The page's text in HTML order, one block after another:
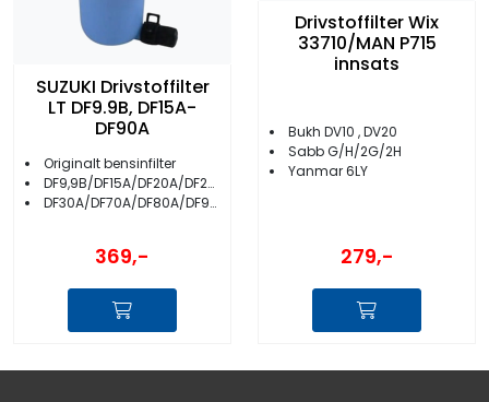
SUZUKI Drivstoffilter
LT DF9.9B, DF15A-
DF90A
Originalt bensinfilter
DF9,9B/DF15A/DF20A/DF25A
DF30A/DF70A/DF80A/DF90A
369,-
Drivstoffilter Wix
33710/MAN P715
innsats
Bukh DV10 , DV20
Sabb G/H/2G/2H
Yanmar 6LY
279,-